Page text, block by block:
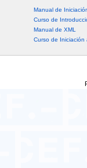
Manual de
Curso de
Manual de XML
Curso de Iniciación